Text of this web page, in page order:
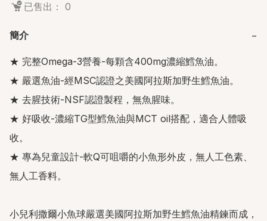
已售出： 0
簡介 −
★ 完整Omega-3營養-每顆含400mg濃縮鱈魚油。
★ 嚴選魚油-經MSC認證之美國阿拉斯加野生鱈魚油。
★ 去腥技術-NSF認證製程，無魚腥味。
★ 好吸收-濃縮TG型鱈魚油與MCT oil搭配，適合人體吸
收。
★ 專為兒童設計-軟Q可咀嚼的小魚形外皮，無人工色素、
無人工香料。
小兒利撒爾小魚球嚴選美國阿拉斯加野生鱈魚油精鍊而成，